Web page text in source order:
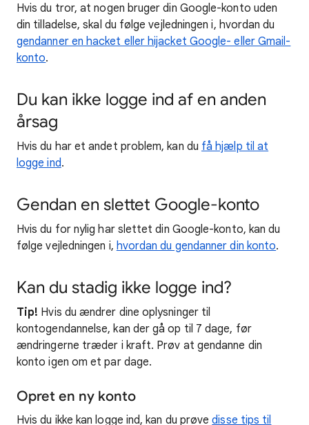
Hvis du tror, at nogen bruger din Google-konto uden
din tilladelse, skal du følge vejledningen i, hvordan du
gendanner en hacket eller hijacket Google- eller Gmail-
konto.
Du kan ikke logge ind af en anden
årsag
Hvis du har et andet problem, kan du få hjælp til at
logge ind.
Gendan en slettet Google-konto
Hvis du for nylig har slettet din Google-konto, kan du
følge vejledningen i, hvordan du gendanner din konto.
Kan du stadig ikke logge ind?
Tip! Hvis du ændrer dine oplysninger til
kontogendannelse, kan der gå op til 7 dage, før
ændringerne træder i kraft. Prøv at gendanne din
konto igen om et par dage.
Opret en ny konto
Hvis du ikke kan logge ind, kan du prøvedisse tips til